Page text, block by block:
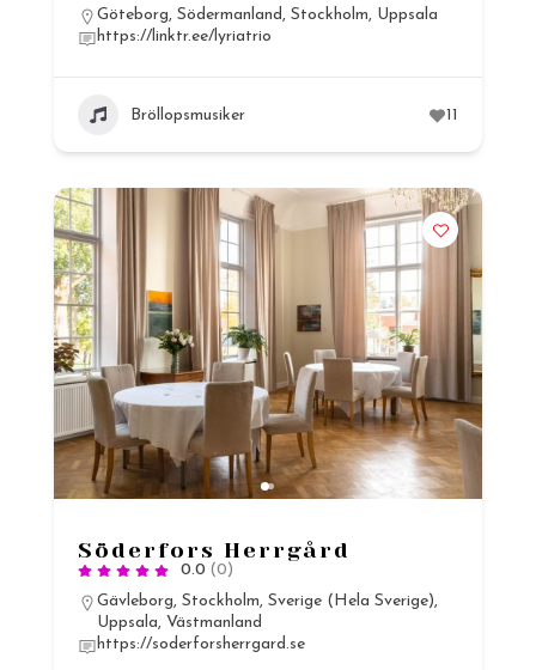
Göteborg, Södermanland, Stockholm, Uppsala
https://linktr.ee/lyriatrio
Bröllopsmusiker 11
Söderfors Herrgård
0.0 (0)
Gävleborg, Stockholm, Sverige (Hela Sverige),
Uppsala, Västmanland
https://soderforsherrgard.se